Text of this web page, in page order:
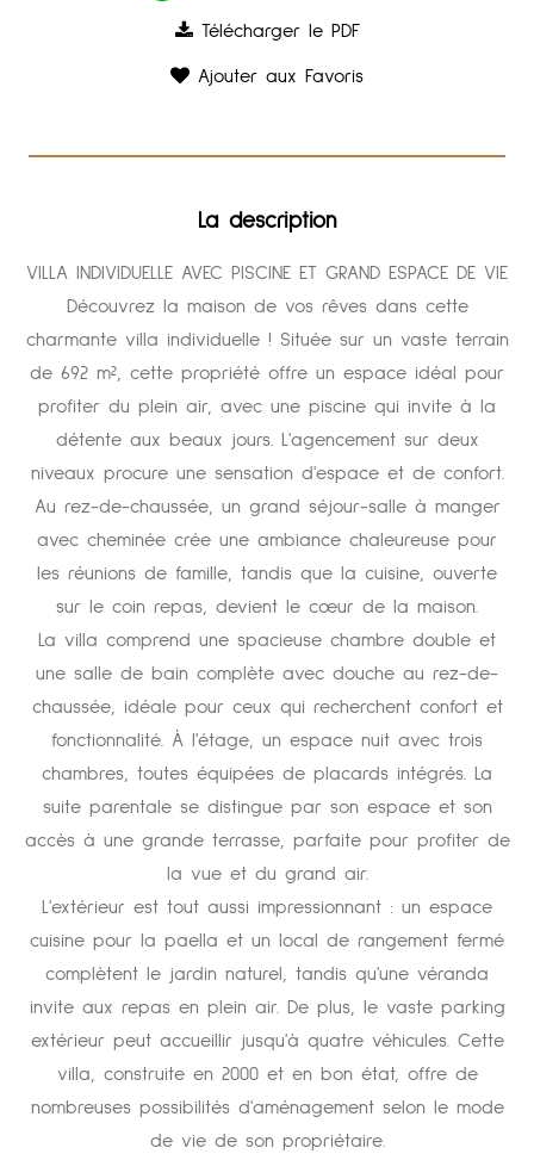
Télécharger le PDF
Ajouter aux Favoris
La description
VILLA INDIVIDUELLE AVEC PISCINE ET GRAND ESPACE DE VIE
Découvrez la maison de vos rêves dans cette
charmante villa individuelle ! Située sur un vaste terrain
de 692 m², cette propriété offre un espace idéal pour
profiter du plein air, avec une piscine qui invite à la
détente aux beaux jours. L'agencement sur deux
niveaux procure une sensation d'espace et de confort.
Au rez-de-chaussée, un grand séjour-salle à manger
avec cheminée crée une ambiance chaleureuse pour
les réunions de famille, tandis que la cuisine, ouverte
sur le coin repas, devient le cœur de la maison.
La villa comprend une spacieuse chambre double et
une salle de bain complète avec douche au rez-de-
chaussée, idéale pour ceux qui recherchent confort et
fonctionnalité. À l'étage, un espace nuit avec trois
chambres, toutes équipées de placards intégrés. La
suite parentale se distingue par son espace et son
accès à une grande terrasse, parfaite pour profiter de
la vue et du grand air.
L'extérieur est tout aussi impressionnant : un espace
cuisine pour la paella et un local de rangement fermé
complètent le jardin naturel, tandis qu'une véranda
invite aux repas en plein air. De plus, le vaste parking
extérieur peut accueillir jusqu'à quatre véhicules. Cette
villa, construite en 2000 et en bon état, offre de
nombreuses possibilités d'aménagement selon le mode
de vie de son propriétaire.